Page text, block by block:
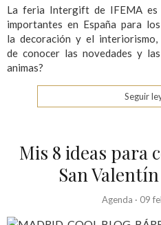
La feria Intergift de IFEMA es
importantes en España para
la decoración y el
de conocer las novedades y
animas?
Seguir
Mis 8 ideas para
San
Agenda · 09